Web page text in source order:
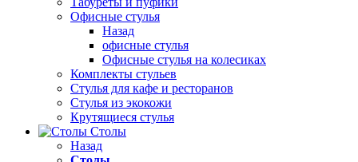
Офисные стулья
Назад
офисные стулья
Офисные стулья на колесиках
Комплекты стульев
Стулья для кафе и ресторанов
Стулья из экокожи
Крутящиеся стулья
Столы
Назад